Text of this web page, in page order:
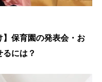
】保育園の発表会・お
には？